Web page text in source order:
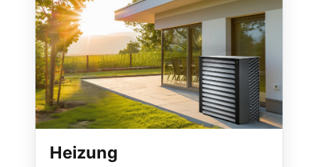
Heizung